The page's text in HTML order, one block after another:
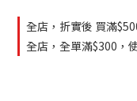
全店，折實後 買滿
全店，全單滿$300，